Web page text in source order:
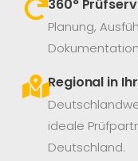
360°
Planung,
Regional in
ideale
Deutschland.